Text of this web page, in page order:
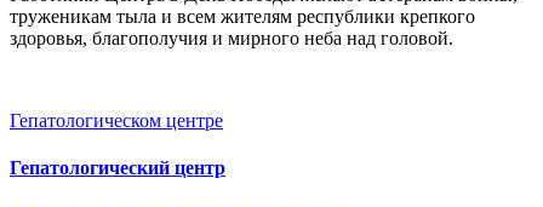
труженикам тыла и всем жителям республики крепкого
здоровья, благополучия и мирного неба над головой.
Гепатологическом центре
Гепатологический центр